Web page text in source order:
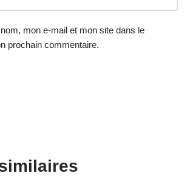
mon e-mail et mon site dans le
prochain commentaire.